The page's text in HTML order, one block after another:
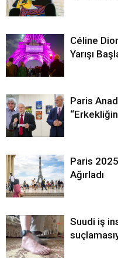
Céline
Yarışı
Paris
Paris
Ağırladı
Suudi iş